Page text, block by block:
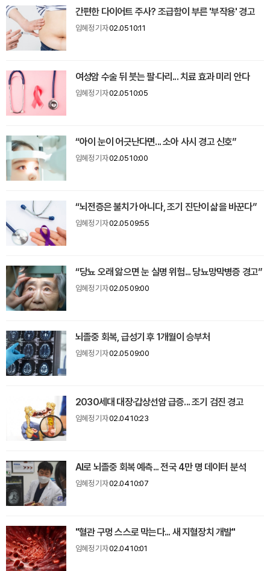
간편한 다이어트 주사? 조급함이 부른 '부작용' 경고
임혜정 기자02.05 10:11
여성암 수술 뒤 붓는 팔·다리... 치료 효과 미리 안다
임혜정 기자02.05 10:05
“아이 눈이 어긋난다면... 소아 사시 경고 신호”
임혜정 기자02.05 10:00
“뇌전증은 불치가 아니다, 조기 진단이 삶을 바꾼다”
임혜정 기자02.05 09:55
“당뇨 오래 앓으면 눈 실명 위험... 당뇨망막병증 경고”
임혜정 기자02.05 09:00
뇌졸중 회복, 급성기 후 1개월이 승부처
임혜정 기자02.05 09:00
2030세대 대장·갑상선암 급증... 조기 검진 경고
임혜정 기자02.04 10:23
AI로 뇌졸중 회복 예측... 전국 4만 명 데이터 분석
임혜정 기자02.04 10:07
"혈관 구멍 스스로 막는다... 새 지혈장치 개발"
임혜정 기자02.04 10:01